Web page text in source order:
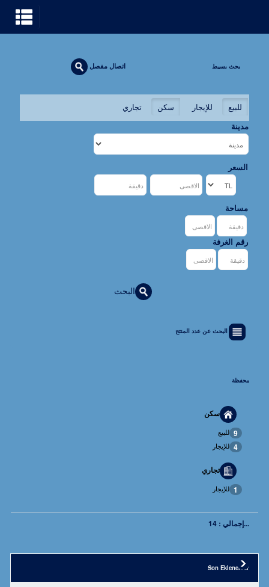
بحث بسيط اتصال مفصل
للبيع للإيجار سكن
تجاري
مدينة
السعر
مساحة
رقم الغرفة
البحث
البحث عن عدد المنتج
محفظة
سكن
للبيع 9
للإيجار 4
تجاري
للإيجار 1
...إجمالي : 14
Son Eklenenler